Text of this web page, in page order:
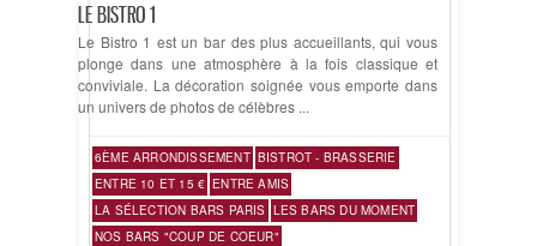
LE BISTRO 1
Le Bistro 1 est un bar des plus accueillants, qui vous
plonge dans une atmosphère à la fois classique et
conviviale. La décoration soignée vous emporte dans
un univers de photos de célèbres ...
6ÈME ARRONDISSEMENT BISTROT - BRASSERIE
ENTRE 10 ET 15 € ENTRE AMIS
LA SÉLECTION BARS PARIS LES BARS DU MOMENT
NOS BARS "COUP DE COEUR"